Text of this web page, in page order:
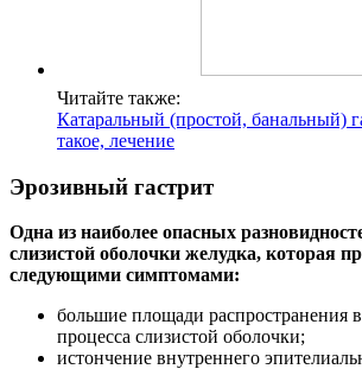
Читайте также:
Катаральный (простой, банальный)
такое, лечение
Эрозивный гастрит
Одна из наиболее опасных
слизистой оболочки желудка, которая
следующими симптомами:
большие площади распространения
процесса слизистой оболочки;
истончение внутреннего